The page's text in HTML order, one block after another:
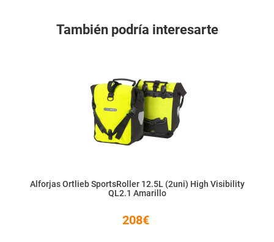
También podría interesarte
Alforjas Ortlieb SportsRoller 12.5L (2uni) High Visibility
QL2.1 Amarillo
208€